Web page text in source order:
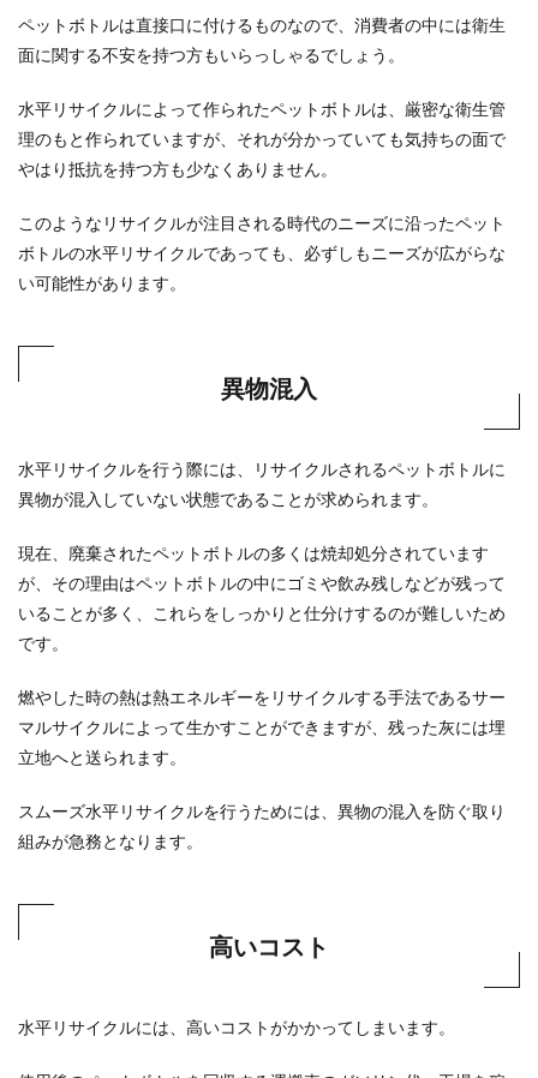
ペットボトルは直接口に付けるものなので、消費者の中には衛生
面に関する不安を持つ方もいらっしゃるでしょう。
水平リサイクルによって作られたペットボトルは、厳密な衛生管
理のもと作られていますが、それが分かっていても気持ちの面で
やはり抵抗を持つ方も少なくありません。
このようなリサイクルが注目される時代のニーズに沿ったペット
ボトルの水平リサイクルであっても、必ずしもニーズが広がらな
い可能性があります。
異物混入
水平リサイクルを行う際には、リサイクルされるペットボトルに
異物が混入していない状態であることが求められます。
現在、廃棄されたペットボトルの多くは焼却処分されています
が、その理由はペットボトルの中にゴミや飲み残しなどが残って
いることが多く、これらをしっかりと仕分けするのが難しいため
です。
燃やした時の熱は熱エネルギーをリサイクルする手法であるサー
マルサイクルによって生かすことができますが、残った灰には埋
立地へと送られます。
スムーズ水平リサイクルを行うためには、異物の混入を防ぐ取り
組みが急務となります。
高いコスト
水平リサイクルには、高いコストがかかってしまいます。